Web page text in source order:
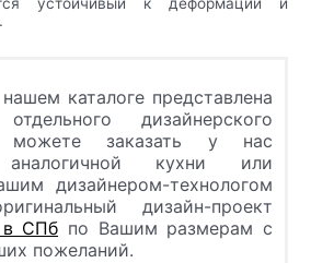
устойчивый к деформации и
каталоге представлена
дизайнерского
заказать у нас
аналогичной кухни или
дизайнером-технологом
дизайн-проект
в СПб по Вашим размерам с
пожеланий.